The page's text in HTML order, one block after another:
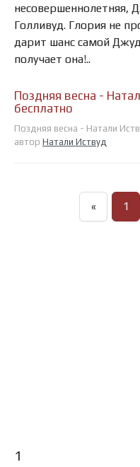
несовершеннолетняя,
Голливуд. Глория не
дарит шанс самой
получает она!..
Поздняя весна -
бесплатно
Поздняя весна - Натали
автор Натали Иствуд
« 1
1